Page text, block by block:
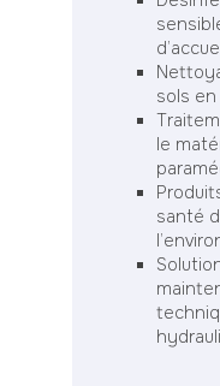
sols en
le
santé